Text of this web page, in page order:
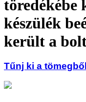
töredékébe
készülék
került a
Tűnj ki a